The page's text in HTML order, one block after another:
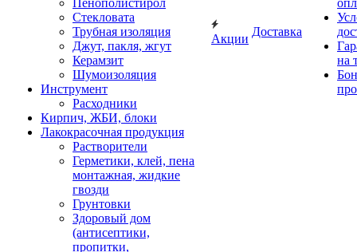
Пенополистирол
Стекловата
Трубная изоляция
Джут, пакля, жгут
Керамзит
Шумоизоляция
Инструмент
Расходники
Кирпич, ЖБИ, блоки
Лакокрасочная продукция
Растворители
Герметики, клей, пена
монтажная, жидкие
гвозди
Грунтовки
Здоровый дом
(антисептики,
пропитки,
Акции
Доставка
на